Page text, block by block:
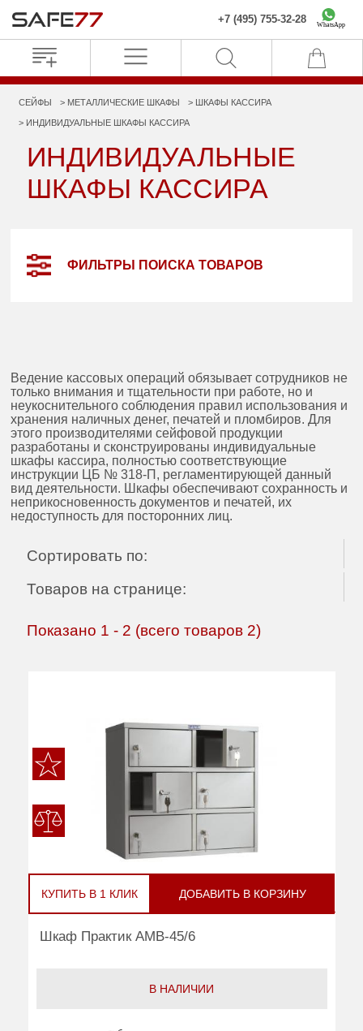
+7 (495) 755-32-28 WhatsApp
СЕЙФЫ МЕТАЛЛИЧЕСКИЕ ШКАФЫ ШКАФЫ КАССИРА
ИНДИВИДУАЛЬНЫЕ ШКАФЫ КАССИРА
ИНДИВИДУАЛЬНЫЕ
ШКАФЫ КАССИРА
ФИЛЬТРЫ ПОИСКА ТОВАРОВ
Ведение кассовых операций обязывает сотрудников не
только внимания и тщательности при работе, но и
неукоснительного соблюдения правил использования и
хранения наличных денег, печатей и пломбиров. Для
этого производителями сейфовой продукции
разработаны и сконструированы индивидуальные
шкафы кассира, полностью соответствующие
инструкции ЦБ № 318-П, регламентирующей данный
вид деятельности. Шкафы обеспечивают сохранность и
неприкосновенность документов и печатей, их
недоступность для посторонних лиц.
Сортировать по:
Товаров на странице:
Показано 1 - 2 (всего товаров 2)
КУПИТЬ В 1 КЛИК ДОБАВИТЬ В КОРЗИНУ
Шкаф Практик AMB-45/6
В НАЛИЧИИ